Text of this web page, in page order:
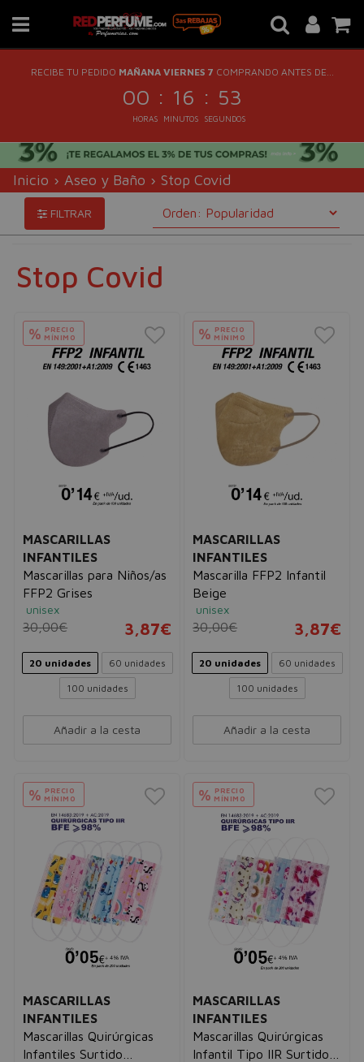
RECIBE TU PEDIDO MAÑANA VIERNES 7 COMPRANDO ANTES DE...
00 : 16 : 52
HORAS MINUTOS SEGUNDOS
Inicio › Aseo y Baño › Stop Covid
FILTRAR
Stop Covid
% PRECIO
MÍNIMO
MASCARILLAS
INFANTILES
Mascarillas para Niños/as
FFP2 Grises
unisex
30,00€ 3,87€
20 unidades 60 unidades
100 unidades
Añadir a la cesta
% PRECIO
MÍNIMO
MASCARILLAS
INFANTILES
Mascarilla FFP2 Infantil
Beige
unisex
30,00€ 3,87€
20 unidades 60 unidades
100 unidades
Añadir a la cesta
% PRECIO
MÍNIMO
MASCARILLAS
INFANTILES
Mascarillas Quirúrgicas
Infantiles Surtido
% PRECIO
MÍNIMO
MASCARILLAS
INFANTILES
Mascarillas Quirúrgicas
Infantil Tipo IIR Surtido